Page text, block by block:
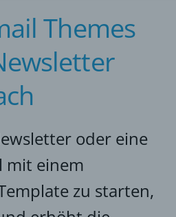
Themes
oder eine
mit einem
zu starten,